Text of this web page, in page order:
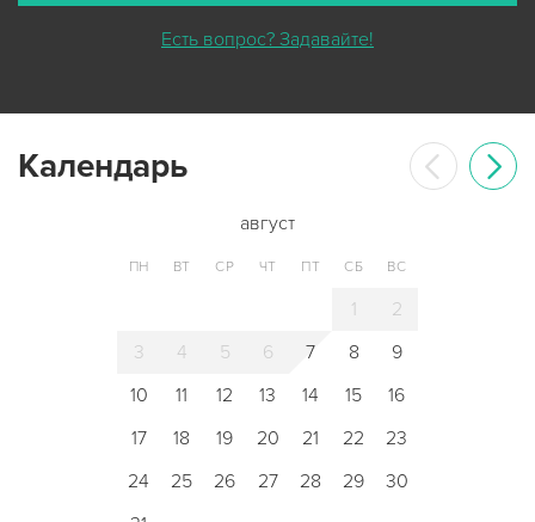
Есть вопрос? Задавайте!
Календарь
август
ПН ВТ СР ЧТ ПТ СБ ВС
1
2
3
4 5 6 7 8
9
10
11 12 13 14 15
16
17
18 19 20 21 22
23
24
25 26 27 28 29
30